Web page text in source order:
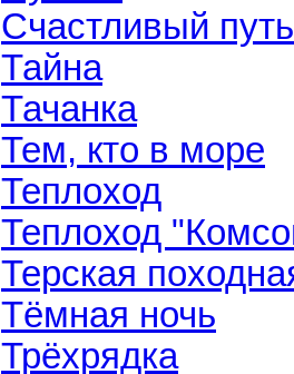
Счастливый путь
Тайна
Тачанка
Тем, кто в море
Теплоход
Теплоход
Терская
Тёмная ночь
Трёхрядка